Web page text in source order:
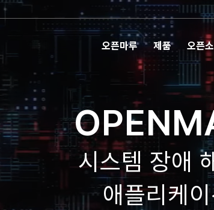
오픈마루 제품 오픈
시스템 장애
애플리케